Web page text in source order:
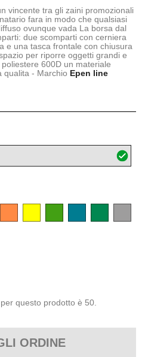
vincente tra gli zaini promozionali
fara in modo che qualsiasi
ovunque vada La borsa dal
due scomparti con cerniera
e una tasca frontale con chiusura
per riporre oggetti grandi e
600D un materiale
qualita - Marchio Epen line
acquabrillante
questo prodotto è 50.
ORDINE